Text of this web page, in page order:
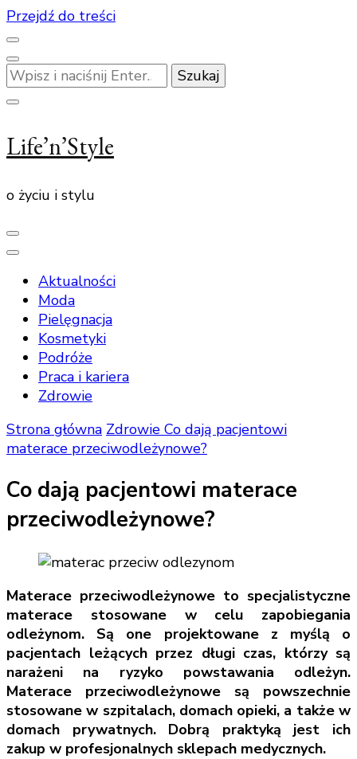
Przejdź do treści
Szukasz
czegoś?
Life’n’Style
o życiu i stylu
Aktualności
Moda
Pielęgnacja
Kosmetyki
Podróże
Praca i kariera
Zdrowie
Strona główna Zdrowie Co dają pacjentowi
materace przeciwodleżynowe?
Co dają pacjentowi materace
przeciwodleżynowe?
Materace przeciwodleżynowe to specjalistyczne
materace stosowane w celu zapobiegania
odleżynom. Są one projektowane z myślą o
pacjentach leżących przez długi czas, którzy są
narażeni na ryzyko powstawania odleżyn.
Materace przeciwodleżynowe są powszechnie
stosowane w szpitalach, domach opieki, a także w
domach prywatnych. Dobrą praktyką jest ich
zakup w profesjonalnych sklepach medycznych.